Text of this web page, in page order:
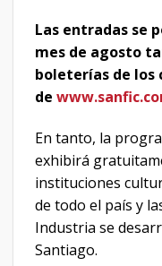
Las entradas se
mes de agosto
boleterías de los
de
En tanto, la
exhibirá
instituciones
de todo el país y
Industria se
Santiago.